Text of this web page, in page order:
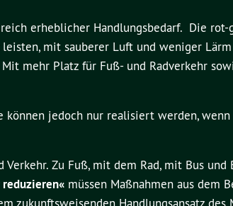
erheblicher Handlungsbedarf. Die
mit sauberer Luft und weniger
mehr Platz für Fuß- und Radverkehr
jedoch nur realisiert werden,
Zu Fuß, mit dem Rad, mit Bus
müssen Maßnahmen aus dem